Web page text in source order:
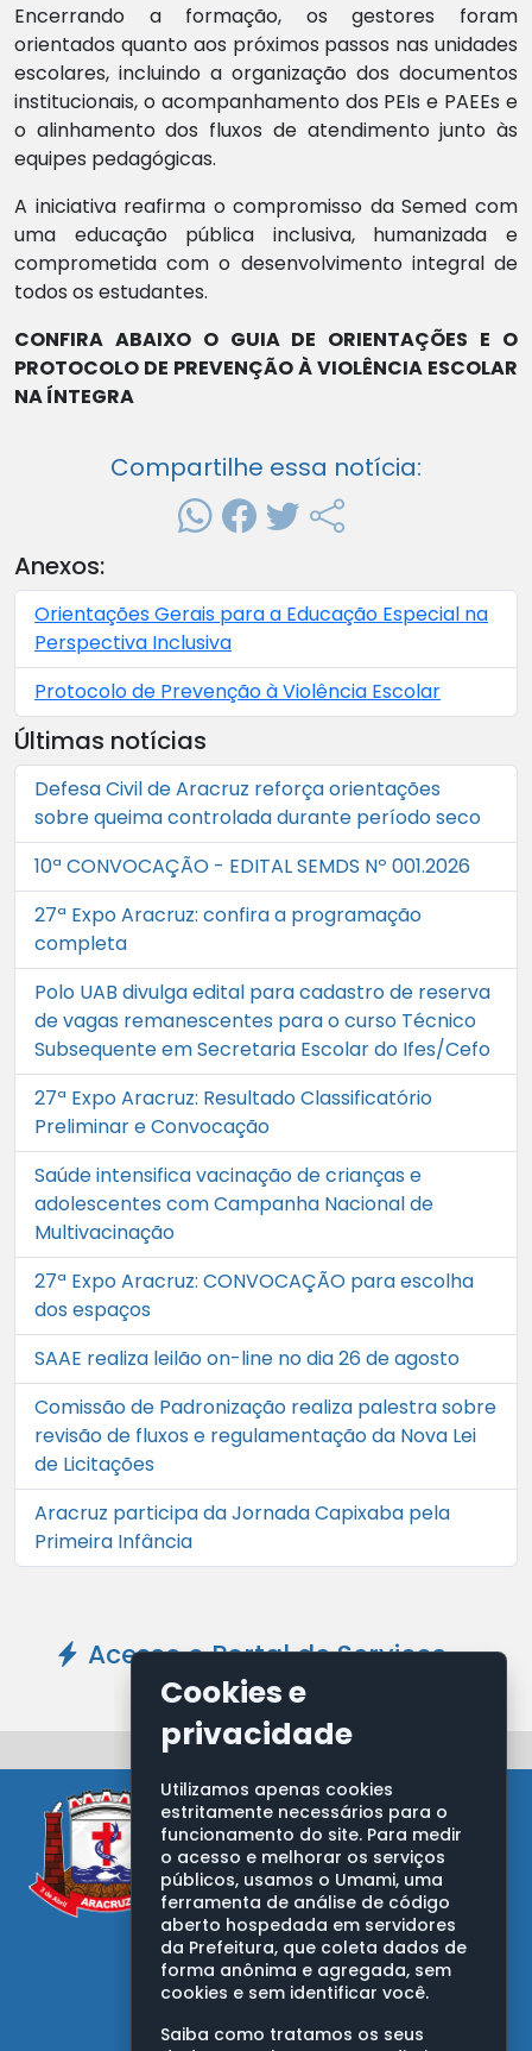
Encerrando a formação, os gestores foram
orientados quanto aos próximos passos nas unidades
escolares, incluindo a organização dos documentos
institucionais, o acompanhamento dos PEIs e PAEEs e
o alinhamento dos fluxos de atendimento junto às
equipes pedagógicas.
A iniciativa reafirma o compromisso da Semed com
uma educação pública inclusiva, humanizada e
comprometida com o desenvolvimento integral de
todos os estudantes.
CONFIRA ABAIXO O GUIA DE ORIENTAÇÕES E O
PROTOCOLO DE PREVENÇÃO À VIOLÊNCIA ESCOLAR
NA ÍNTEGRA
Compartilhe essa notícia:
Anexos:
Orientações Gerais para a Educação Especial na
Perspectiva Inclusiva
Protocolo de Prevenção à Violência Escolar
Últimas notícias
Defesa Civil de Aracruz reforça orientações
sobre queima controlada durante período seco
10ª CONVOCAÇÃO - EDITAL SEMDS Nº 001.2026
27ª Expo Aracruz: confira a programação
completa
Polo UAB divulga edital para cadastro de reserva
de vagas remanescentes para o curso Técnico
Subsequente em Secretaria Escolar do Ifes/Cefo
27ª Expo Aracruz: Resultado Classificatório
Preliminar e Convocação
Saúde intensifica vacinação de crianças e
adolescentes com Campanha Nacional de
Multivacinação
27ª Expo Aracruz: CONVOCAÇÃO para escolha
dos espaços
SAAE realiza leilão on-line no dia 26 de agosto
Comissão de Padronização realiza palestra sobre
revisão de fluxos e regulamentação da Nova Lei
de Licitações
Aracruz participa da Jornada Capixaba pela
Primeira Infância
Acesse o Portal de Serviços -
Clique Aqui
PREFEITURA MUNICIPAL DE ARACRUZ
Av. Morobá, nº 20, Bairro Morobá
Aracruz/ES - CEP: 29192-733
Cookies e
privacidade
Utilizamos apenas cookies
estritamente necessários para o
funcionamento do site. Para medir
o acesso e melhorar os serviços
públicos, usamos o Umami, uma
ferramenta de análise de código
aberto hospedada em servidores
da Prefeitura, que coleta dados de
forma anônima e agregada, sem
cookies e sem identificar você.
Saiba como tratamos os seus